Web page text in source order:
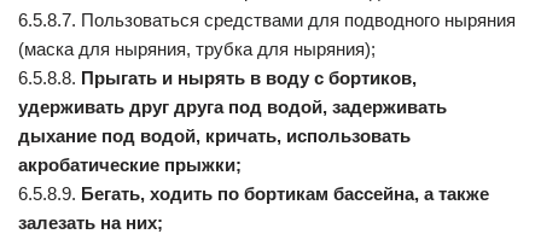
6.5.8.7. Пользоваться средствами для подводного ныряния
(маска для ныряния, трубка для ныряния);
6.5.8.8. Прыгать и нырять в воду с бортиков,
удерживать друг друга под водой, задерживать
дыхание под водой, кричать, использовать
акробатические прыжки;
6.5.8.9. Бегать, ходить по бортикам бассейна, а также
залезать на них;